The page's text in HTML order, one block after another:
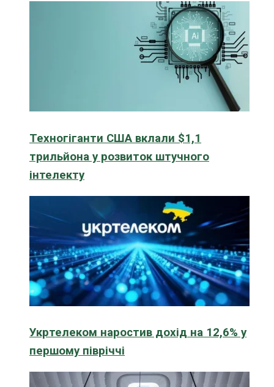
Техногіганти США вклали $1,1
трильйона у розвиток штучного
інтелекту
Укртелеком наростив дохід на 12,6% у
першому півріччі